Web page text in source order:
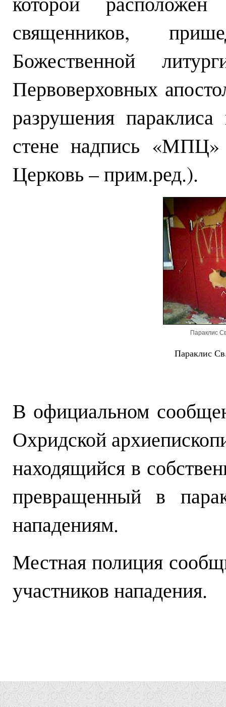
священников,
Божественной
Первоверховных
разрушения
стене надпись «МПЦ»
Церковь – прим.ред.).
Параклис
Параклис
В официальном
Охридской
находящийся в
превращенный в
нападениям.
Местная полиция
участников нападения.